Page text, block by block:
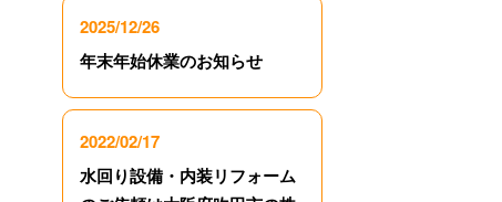
2025/12/26
年末年始休業のお知らせ
2022/02/17
水回り設備・内装リフォーム